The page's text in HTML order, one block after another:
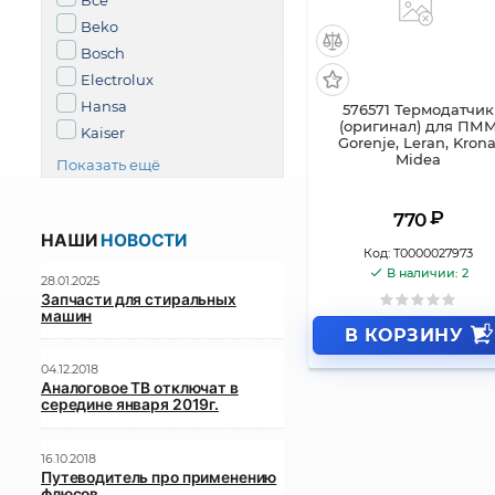
Beko
Bosch
Electrolux
Hansa
Kaiser
Показать ещё
576571 Термодатчик
(оригинал) для
Gorenje, Leran,
Midea
770 ₽
Код: Т0000027973
В наличии: 2
В КОРЗИНУ
НАШИ НОВОСТИ
28.01.2025
Запчасти для стиральных
машин
04.12.2018
Аналоговое ТВ отключат в
середине января 2019г.
16.10.2018
Путеводитель про применению